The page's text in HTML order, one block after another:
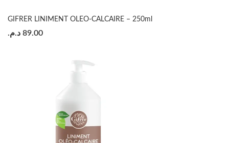
GIFRER LINIMENT OLEO-CALCAIRE – 250ml
89.00 د.م.